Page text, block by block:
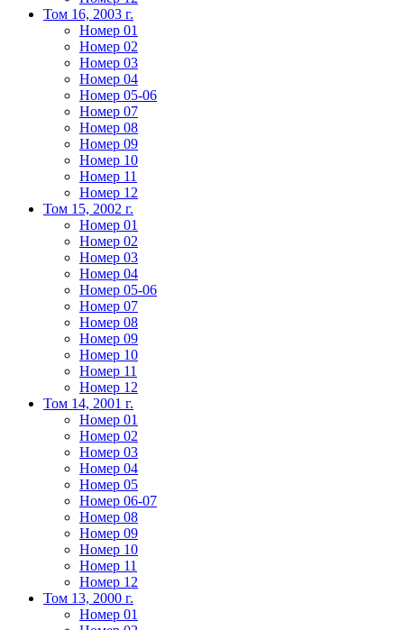
Том 16, 2003 г.
Номер 01
Номер 02
Номер 03
Номер 04
Номер 05-06
Номер 07
Номер 08
Номер 09
Номер 10
Номер 11
Номер 12
Том 15, 2002 г.
Номер 01
Номер 02
Номер 03
Номер 04
Номер 05-06
Номер 07
Номер 08
Номер 09
Номер 10
Номер 11
Номер 12
Том 14, 2001 г.
Номер 01
Номер 02
Номер 03
Номер 04
Номер 05
Номер 06-07
Номер 08
Номер 09
Номер 10
Номер 11
Номер 12
Том 13, 2000 г.
Номер 01